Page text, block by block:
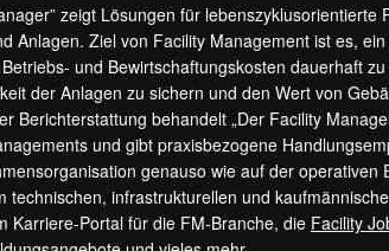
zeigt Lösungen für lebenszyklusorientierte
Anlagen. Ziel von Facility Management ist es,
und Bewirtschaftungskosten dauerhaft
der Anlagen zu sichern und den Wert von
Berichterstattung behandelt „Der Facility
und gibt praxisbezogene
genauso wie auf der operativen
technischen, infrastrukturellen und
Karriere-Portal für die FM-Branche, die Facility